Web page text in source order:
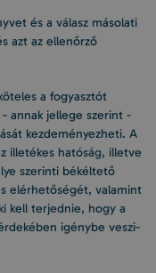
és a válasz másolati
azt az ellenőrző
a fogyasztót
annak jellege szerint -
kezdeményezheti. A
illetékes hatóság, illetve
szerinti békéltető
elérhetőségét, valamint
kell terjednie, hogy a
igénybe veszi-